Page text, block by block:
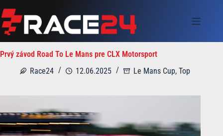
to
content
Prvý závod Road To Le Mans pre CLX Motorsport
Race24
12.06.2025 Le Mans Cup, Top